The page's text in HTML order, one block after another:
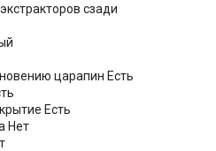
сзади
царапин Есть
Есть
Нет